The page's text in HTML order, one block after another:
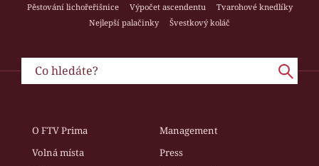
Pěstování lichořeřišnice
Výpočet ascendentu
Tvarohové knedlíky
Nejlepší palačinky
Švestkový koláč
O FTV Prima
Management
Volná místa
Press